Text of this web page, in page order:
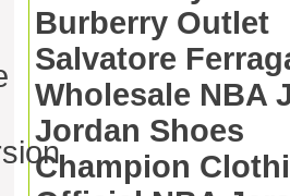
Burberry Outlet
Salvatore
Wholesale NBA
Jordan Shoes
Champion